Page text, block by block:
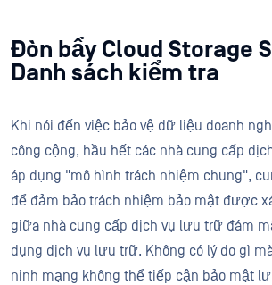
Đòn bẩy Cloud Storage
Danh sách kiểm tra
Khi nói đến việc bảo vệ dữ liệu doanh
công cộng, hầu hết các nhà cung cấp
áp dụng "mô hình trách nhiệm chung",
để đảm bảo trách nhiệm bảo mật được
giữa nhà cung cấp dịch vụ lưu trữ đám
dụng dịch vụ lưu trữ. Không có lý do gì
ninh mạng không thể tiếp cận bảo mật